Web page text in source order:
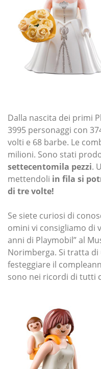
Dalla nascita dei primi
3995 personaggi con
volti e 68 barbe. Le
milioni. Sono stati
settecentomila pezzi.
mettendoli in fila si
di tre volte!
Se siete curiosi di
omini vi consigliamo di
anni di Playmobil” al
Norimberga. Si tratta
festeggiare il
sono nei ricordi di tutti